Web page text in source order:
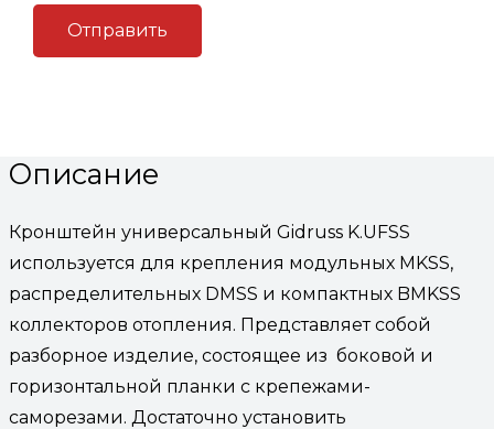
Артикул: (Код: K.UFSS)
Описание
Кронштейн универсальный Gidruss K.UFSS
используется для крепления модульных MKSS,
распределительных DMSS и компактных BMKSS
коллекторов отопления. Представляет собой
разборное изделие, состоящее из боковой и
горизонтальной планки с крепежами-
саморезами. Достаточно установить